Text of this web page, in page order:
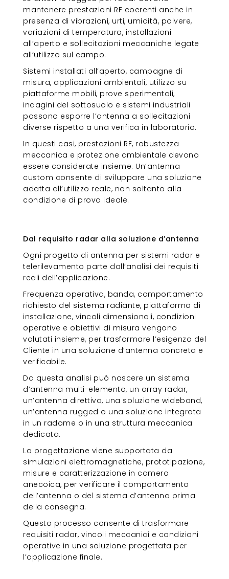
mantenere prestazioni RF coerenti anche in
presenza di vibrazioni, urti, umidità, polvere,
variazioni di temperatura, installazioni
all’aperto e sollecitazioni meccaniche legate
all’utilizzo sul campo.
Sistemi installati all’aperto, campagne di
misura, applicazioni ambientali, utilizzo su
piattaforme mobili, prove sperimentali,
indagini del sottosuolo e sistemi industriali
possono esporre l’antenna a sollecitazioni
diverse rispetto a una verifica in laboratorio.
In questi casi, prestazioni RF, robustezza
meccanica e protezione ambientale devono
essere considerate insieme. Un’antenna
custom consente di sviluppare una soluzione
adatta all’utilizzo reale, non soltanto alla
condizione di prova ideale.
Dal requisito radar alla soluzione d’antenna
Ogni progetto di antenna per sistemi radar e
telerilevamento parte dall’analisi dei requisiti
reali dell’applicazione.
Frequenza operativa, banda, comportamento
richiesto del sistema radiante, piattaforma di
installazione, vincoli dimensionali, condizioni
operative e obiettivi di misura vengono
valutati insieme, per trasformare l’esigenza del
Cliente in una soluzione d’antenna concreta e
verificabile.
Da questa analisi può nascere un sistema
d’antenna multi-elemento, un array radar,
un’antenna direttiva, una soluzione wideband,
un’antenna rugged o una soluzione integrata
in un radome o in una struttura meccanica
dedicata.
La progettazione viene supportata da
simulazioni elettromagnetiche, prototipazione,
misure e caratterizzazione in camera
anecoica, per verificare il comportamento
dell’antenna o del sistema d’antenna prima
della consegna.
Questo processo consente di trasformare
requisiti radar, vincoli meccanici e condizioni
operative in una soluzione progettata per
l’applicazione finale.